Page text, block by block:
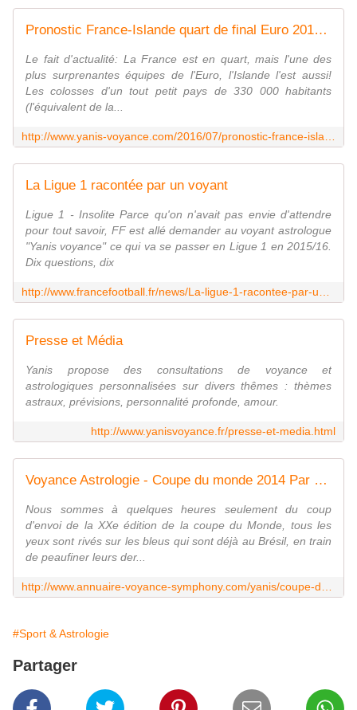
Pronostic France-Islande quart de final Euro 2016 3 juillet 21h Stade de France - Yanis Voyance Astrologue
Le fait d'actualité: La France est en quart, mais l'une des
plus surprenantes équipes de l'Euro, l'Islande l'est aussi!
Les colosses d'un tout petit pays de 330 000 habitants
(l'équivalent de la...
La Ligue 1 racontée par un voyant
Ligue 1 - Insolite Parce qu'on n'avait pas envie d'attendre
pour tout savoir, FF est allé demander au voyant astrologue
"Yanis voyance" ce qui va se passer en Ligue 1 en 2015/16.
Dix questions, dix
Presse et Média
Yanis propose des consultations de voyance et
astrologiques personnalisées sur divers thêmes : thèmes
astraux, prévisions, personnalité profonde, amour.
http://www.yanisvoyance.fr/presse-et-media.html
Voyance Astrologie - Coupe du monde 2014 Par Yanis Astro Voyance
Nous sommes à quelques heures seulement du coup
d'envoi de la XXe édition de la coupe du Monde, tous les
yeux sont rivés sur les bleus qui sont déjà au Brésil, en train
de peaufiner leurs der...
#Sport & Astrologie
Partager